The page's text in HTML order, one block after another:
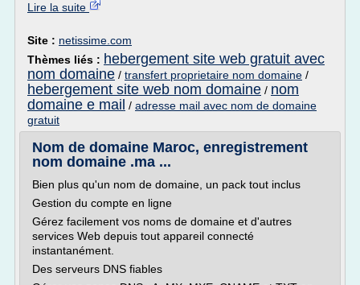
Lire la suite
Site : netissime.com
Thèmes liés : hebergement site web gratuit avec
nom domaine / transfert proprietaire nom domaine /
hebergement site web nom domaine / nom
domaine e mail / adresse mail avec nom de domaine
gratuit
Nom de domaine Maroc, enregistrement
nom domaine .ma ...
Bien plus qu'un nom de domaine, un pack tout inclus
Gestion du compte en ligne
Gérez facilement vos noms de domaine et d'autres
services Web depuis tout appareil connecté
instantanément.
Des serveurs DNS fiables